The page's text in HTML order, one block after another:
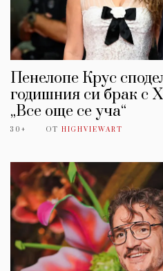
Пенелопе Крус
годишния си брак с
„Все още се уча“
30+ ОТ HIGHVIEWART